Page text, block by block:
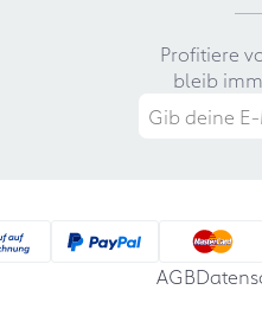
Profitiere
bleib
AGB